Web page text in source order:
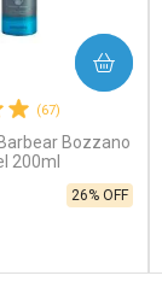
(67)
Bozzano
200ml
26% OFF
COMPRAR